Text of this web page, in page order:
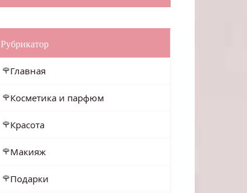
Рубрикатор
Главная
Косметика и парфюм
Красота
Макияж
Подарки